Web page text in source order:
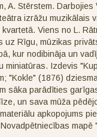
A. Stērstem. Darbojies
izrāžu muzikālais
Viens no L.
uz Rīgu, mūzikas
kur nodibināja un
miniatūras. Izdevis
"Kokle" (1876)
sāka parādīties
un sava mūža
apkopojums
mapē